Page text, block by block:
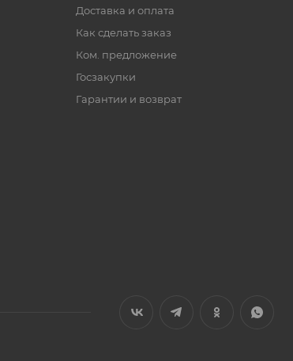
Доставка и оплата
Как сделать заказ
Ком. предложение
Госзакупки
Гарантии и возврат